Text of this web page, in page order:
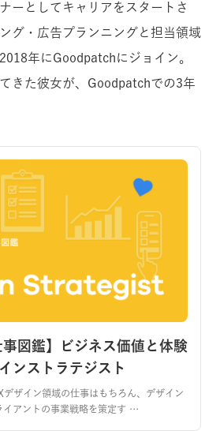
ーとしてキャリアをスタートさ
グ・広告プランニングと担当領域
年にGoodpatchにジョイン。
きた彼女が、Goodpatchでの3年
図鑑】ビジネス価値と体験
ンストラテジスト
ザイン領域の仕事はもちろん、デザイン
イアントの事業戦略を策定す …